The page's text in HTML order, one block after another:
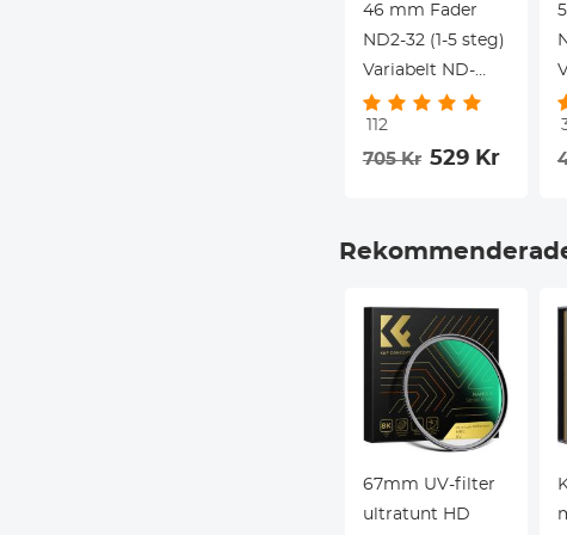
46 mm Fader
ND2-32 (1-5 steg)
Variabelt ND-
filter
Neutraltäthetsfilter
för
Nanotec Ultra-
112
705 Kr 529 Kr
67mm UV-filter
ultratunt HD